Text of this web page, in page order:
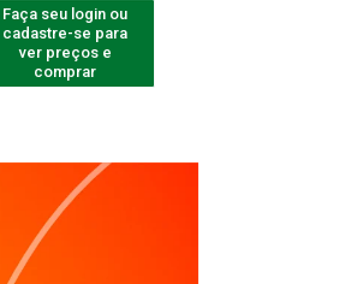
Faça seu login ou
cadastre-se para
ver preços e
comprar